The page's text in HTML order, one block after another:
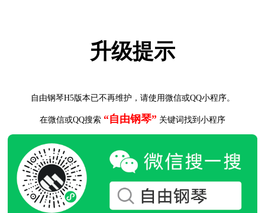
升级提示
自由钢琴H5版本已不再维护，请使用微信或QQ小程序。
在微信或QQ搜索 “自由钢琴” 关键词找到小程序